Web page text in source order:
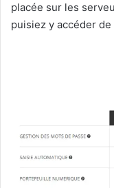
placée sur les
puisiez y accéder de